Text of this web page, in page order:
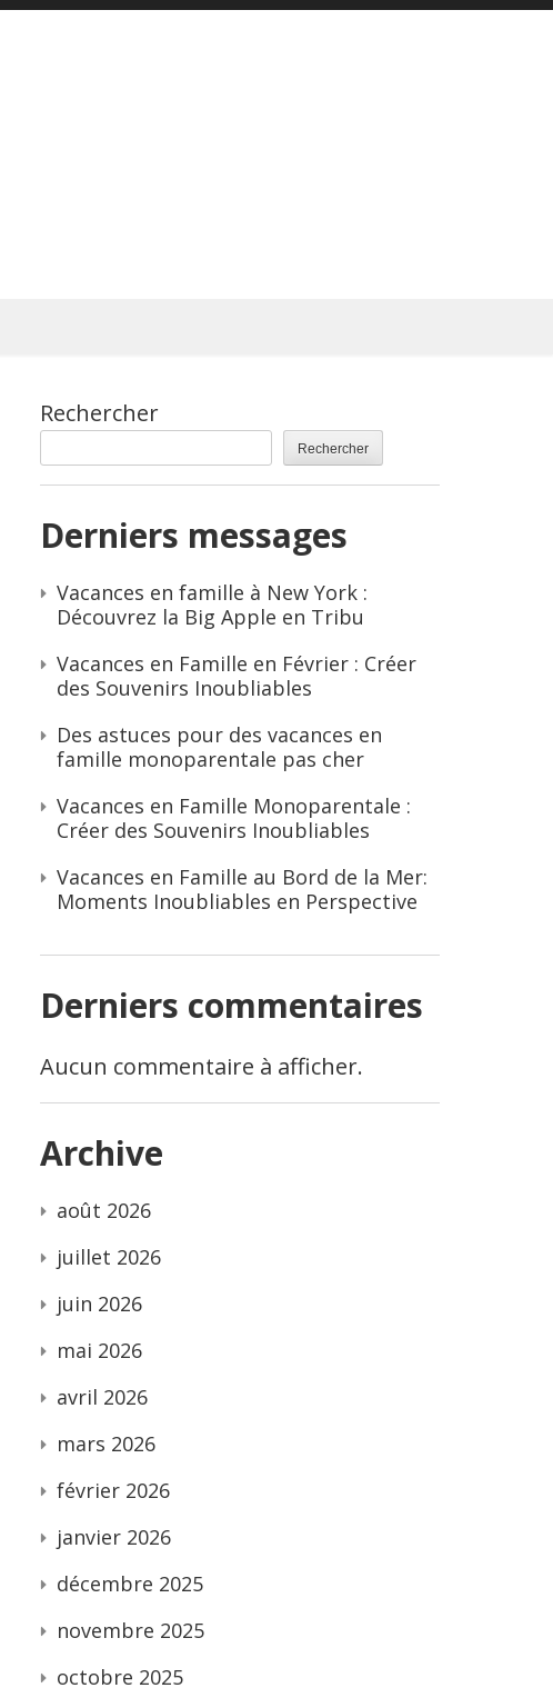
Rechercher
Rechercher
Derniers messages
Vacances en famille à New York :
Découvrez la Big Apple en Tribu
Vacances en Famille en Février : Créer
des Souvenirs Inoubliables
Des astuces pour des vacances en
famille monoparentale pas cher
Vacances en Famille Monoparentale :
Créer des Souvenirs Inoubliables
Vacances en Famille au Bord de la Mer:
Moments Inoubliables en Perspective
Derniers commentaires
Aucun commentaire à afficher.
Archive
août 2026
juillet 2026
juin 2026
mai 2026
avril 2026
mars 2026
février 2026
janvier 2026
décembre 2025
novembre 2025
octobre 2025